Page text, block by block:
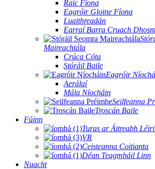
Raic Fíona
Eagróir Gloine Fíona
Luaithreadán
Earraí Barra Cruach
Maireachtála
Crúca Cóta
Stóráil Baile
Eagróir
Aerálaí
Mála Níocháin
Seilfeanna
Troscán Baile
Fúinn
Turas ar Áitreabh
VR
Ceisteanna Coitianta
Déan Teagmháil Linn
Nuacht